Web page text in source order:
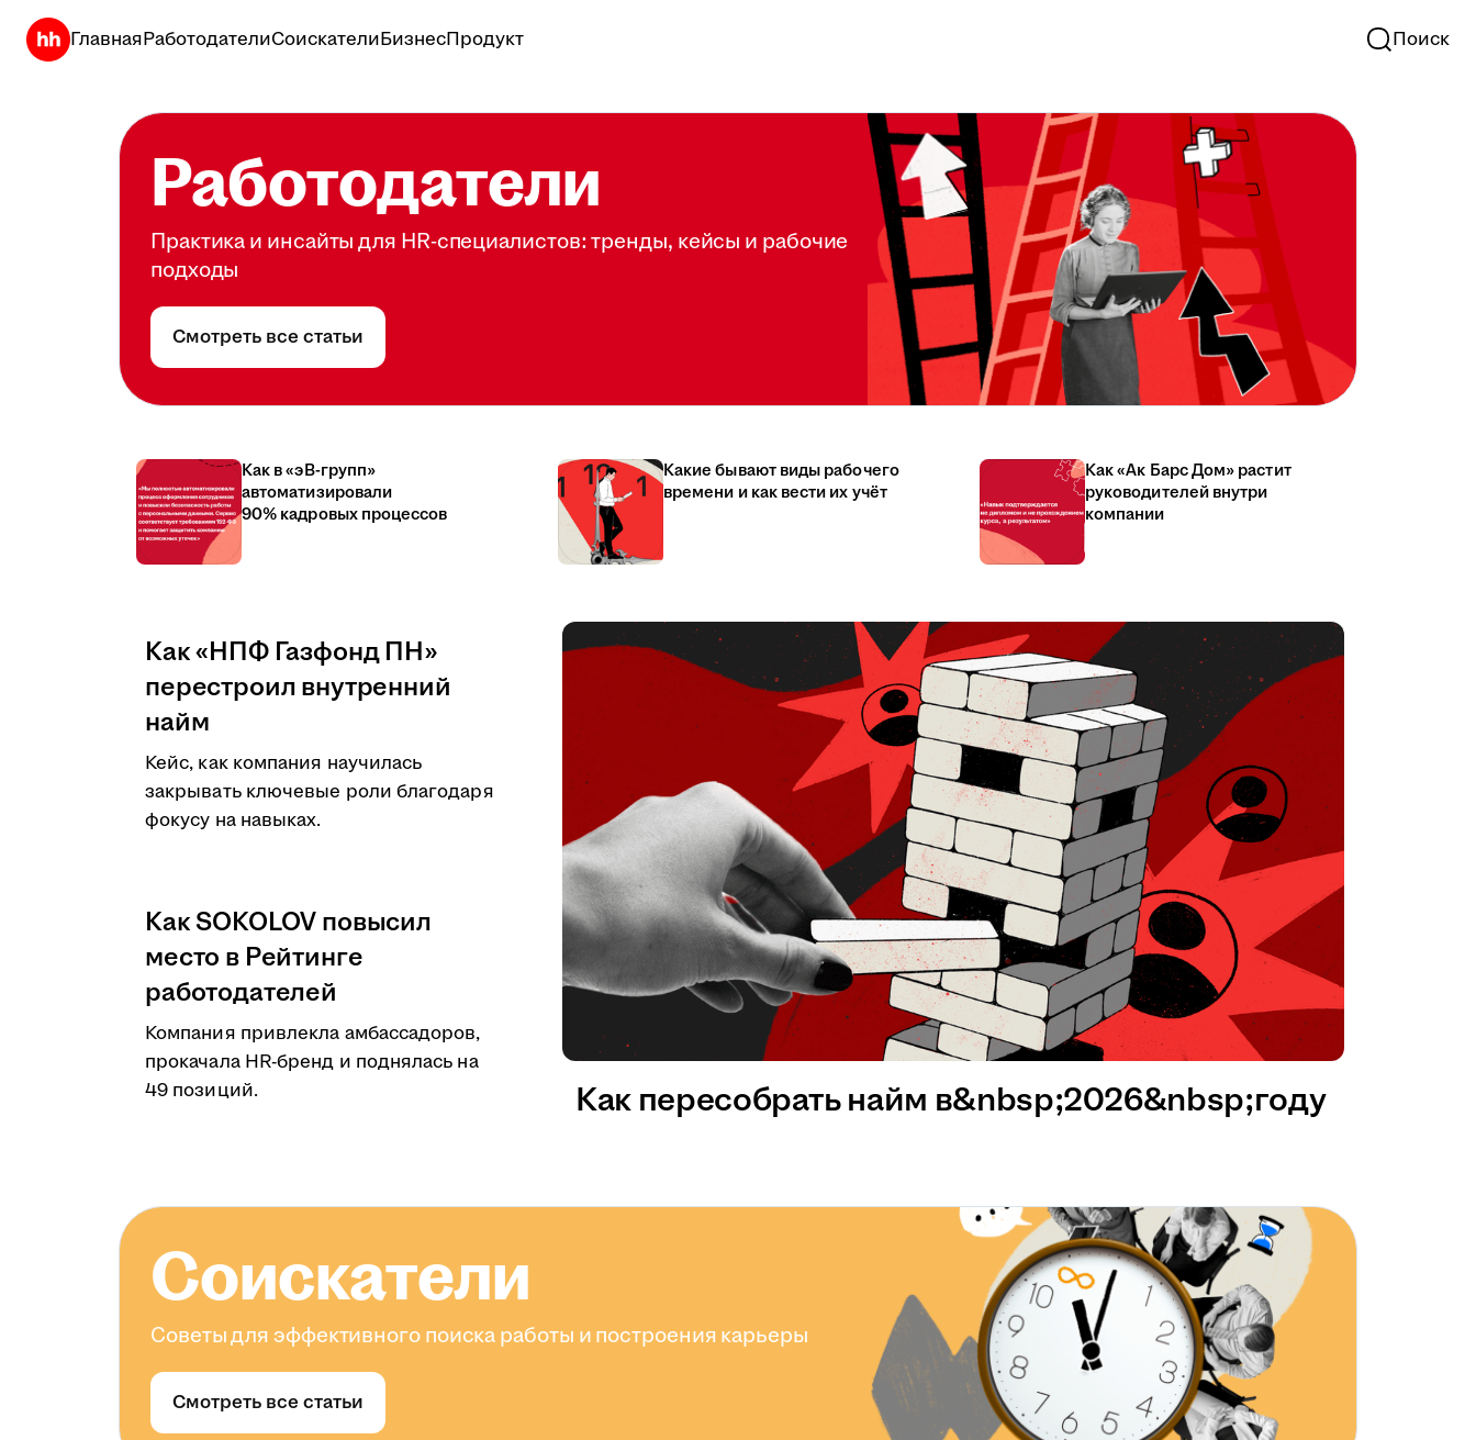
ГлавнаяРаботодателиСоискателиБизнесПродукт Поиск
Работодатели
Практика и инсайты для HR-специалистов: тренды, кейсы и рабочие
подходы
Смотреть все статьи
Как в «эВ-групп»
автоматизировали
90% кадровых процессов
Какие бывают виды рабочего
времени и как вести их учёт
Как «Ак Барс Дом» растит
руководителей внутри
компании
Как «НПФ Газфонд ПН»
перестроил внутренний
найм
Кейс, как компания научилась
закрывать ключевые роли благодаря
фокусу на навыках.
Как SOKOLOV повысил
место в Рейтинге
работодателей
Компания привлекла амбассадоров,
прокачала HR-бренд и поднялась на
49 позиций.
Как пересобрать найм в&nbsp;2026&nbsp;году
Соискатели
Советы для эффективного поиска работы и построения карьеры
Смотреть все статьи